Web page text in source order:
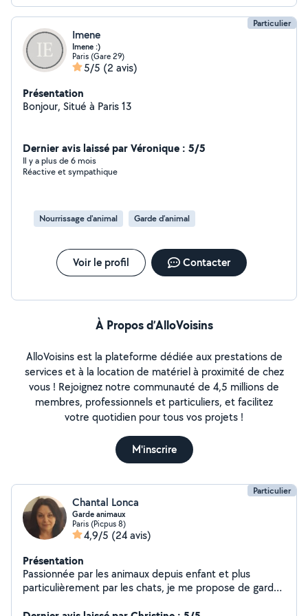
Particulier
Imene
Imene :)
Paris (Gare 29)
5/5 (2 avis)
Présentation
Bonjour, Situé à Paris 13
Dernier avis laissé par Véronique : 5/5
Il y a plus de 6 mois
Réactive et sympathique
Nourrissage d'animal Garde d’animal
Voir le profil Contacter
À Propos d’AlloVoisins
AlloVoisins est la plateforme dédiée aux prestations de
services et à la location de matériel à proximité de chez
vous ! Rejoignez notre communauté de 4,5 millions de
membres, professionnels et particuliers, et facilitez
votre quotidien pour tous vos projets !
M'inscrire
Particulier
Chantal Lonca
Garde animaux
Paris (Picpus 8)
4,9/5 (24 avis)
Présentation
Passionnée par les animaux depuis enfant et plus
particulièrement par les chats, je me propose de garder